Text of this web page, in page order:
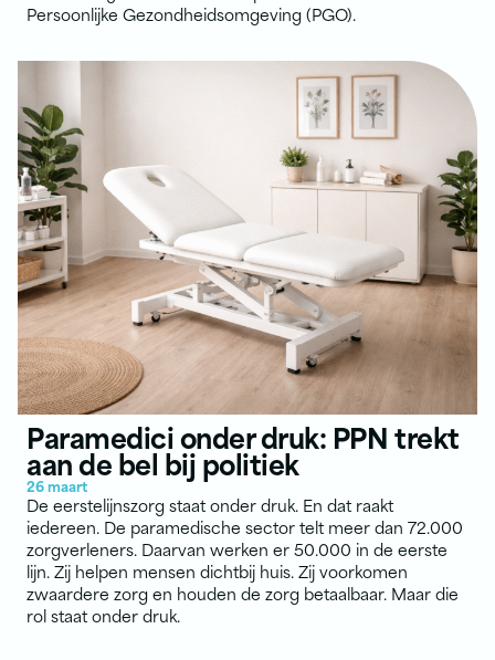
Persoonlijke Gezondheidsomgeving (PGO).
Paramedici onder druk: PPN trekt
aan de bel bij politiek
26 maart
De eerstelijnszorg staat onder druk. En dat raakt
iedereen. De paramedische sector telt meer dan 72.000
zorgverleners. Daarvan werken er 50.000 in de eerste
lijn. Zij helpen mensen dichtbij huis. Zij voorkomen
zwaardere zorg en houden de zorg betaalbaar. Maar die
rol staat onder druk.